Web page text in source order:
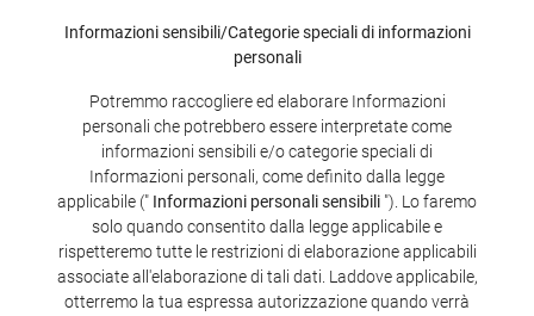
Informazioni sensibili/Categorie speciali di informazioni
personali
Potremmo raccogliere ed elaborare Informazioni
personali che potrebbero essere interpretate come
informazioni sensibili e/o categorie speciali di
Informazioni personali, come definito dalla legge
applicabile (" Informazioni personali sensibili "). Lo faremo
solo quando consentito dalla legge applicabile e
rispetteremo tutte le restrizioni di elaborazione applicabili
associate all'elaborazione di tali dati. Laddove applicabile,
otterremo la tua espressa autorizzazione quando verrà